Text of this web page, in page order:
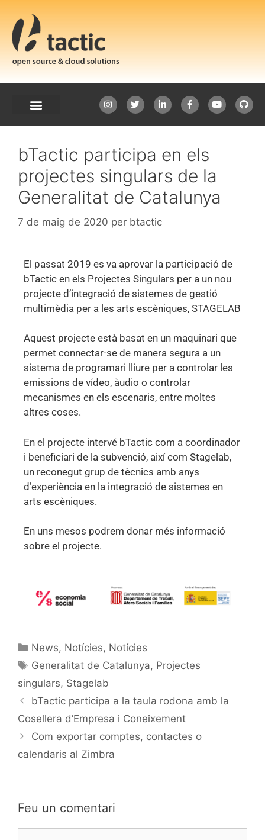
bTactic participa en els
projectes singulars de la
Generalitat de Catalunya
7 de maig de 2020 per btactic
El passat 2019 es va aprovar la participació de
bTactic en els Projectes Singulars per a un nou
projecte d’integració de sistemes de gestió
multimèdia per a les arts escèniques, STAGELAB
Aquest projecte està basat en un maquinari que
permet connectar-se de manera segura a un
sistema de programari lliure per a controlar les
emissions de vídeo, àudio o controlar
mecanismes en els escenaris, entre moltes
altres coses.
En el projecte intervé bTactic com a coordinador
i beneficiari de la subvenció, així com Stagelab,
un reconegut grup de tècnics amb anys
d’experiència en la integració de sistemes en
arts escèniques.
En uns mesos podrem donar més informació
sobre el projecte.
News, Notícies, Notícies
Generalitat de Catalunya, Projectes
singulars, Stagelab
bTactic participa a la taula rodona amb la
Cosellera d’Empresa i Coneixement
Com exportar comptes, contactes o
calendaris al Zimbra
Feu un comentari